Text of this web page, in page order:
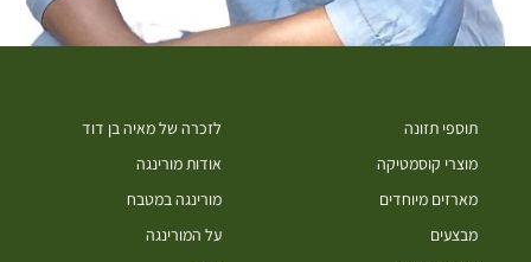
תוספי תזונה
מוצרי קוסמטיקה
מארזים מיוחדים
מבצעים
לזכרה של מאיה בן דוד
אודות מורינגה
מורינגה במטבח
על המורינגה